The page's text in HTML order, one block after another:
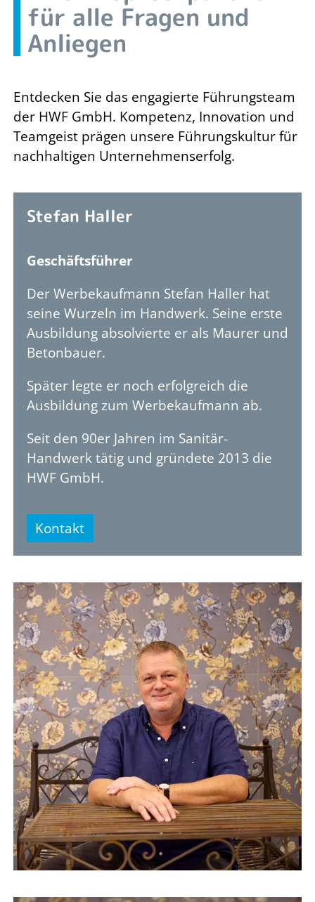
Raum für Räume
Jobs
Kontakt
Impressum
Datenschutz
für alle Fragen und
Anliegen
Entdecken Sie das engagierte Führungsteam
der HWF GmbH. Kompetenz, Innovation und
Teamgeist prägen unsere Führungskultur für
nachhaltigen Unternehmenserfolg.
Stefan Haller
Geschäftsführer
Der Werbekaufmann Stefan Haller hat
seine Wurzeln im Handwerk. Seine erste
Ausbildung absolvierte er als Maurer und
Betonbauer.
Später legte er noch erfolgreich die
Ausbildung zum Werbekaufmann ab.
Seit den 90er Jahren im Sanitär-
Handwerk tätig und gründete 2013 die
HWF GmbH.
Kontakt